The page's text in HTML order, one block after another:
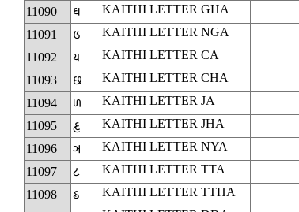
11090
𑂐
KAITHI LETTER GHA
11091
𑂑
KAITHI LETTER NGA
11092
𑂒
KAITHI LETTER CA
11093
𑂓
KAITHI LETTER CHA
11094
𑂔
KAITHI LETTER JA
11095
𑂕
KAITHI LETTER JHA
11096
𑂖
KAITHI LETTER NYA
11097
𑂗
KAITHI LETTER TTA
11098
𑂘
KAITHI LETTER TTHA